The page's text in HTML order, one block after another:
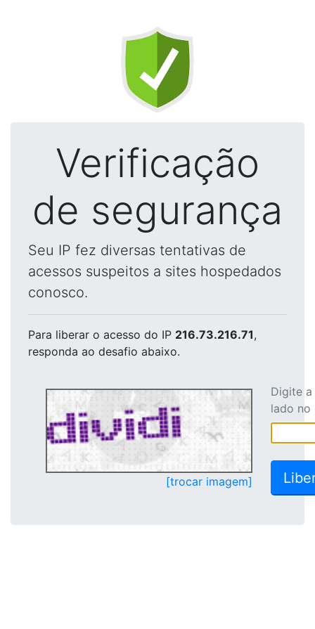
Verificação
de segurança
Seu IP fez diversas tentativas de
acessos suspeitos a sites hospedados
conosco.
Para liberar o acesso do IP 216.73.216.71,
responda ao desafio abaixo.
[trocar imagem]
Digite
lado no